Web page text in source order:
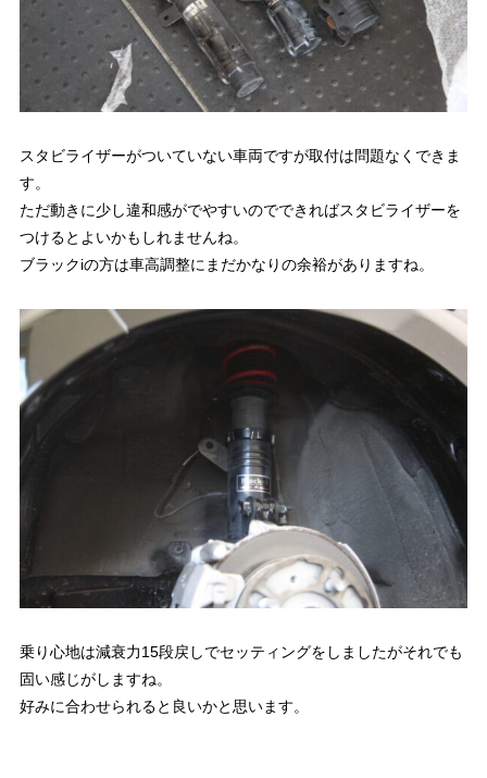
スタビライザーがついていない車両ですが取付は問題なくできま
す。
ただ動きに少し違和感がでやすいのでできればスタビライザーを
つけるとよいかもしれませんね。
ブラックiの方は車高調整にまだかなりの余裕がありますね。
乗り心地は減衰力15段戻しでセッティングをしましたがそれでも
固い感じがしますね。
好みに合わせられると良いかと思います。